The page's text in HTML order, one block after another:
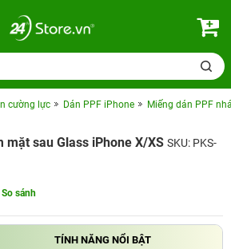
cường lực Dán PPF iPhone Miếng dán PPF
mặt sau Glass iPhone X/XS SKU: PKS-
So sánh
TÍNH NĂNG NỔI BẬT